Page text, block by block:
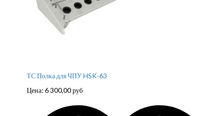
ТС Полка для ЧПУ HSK-63
Цена: 6 300,00руб